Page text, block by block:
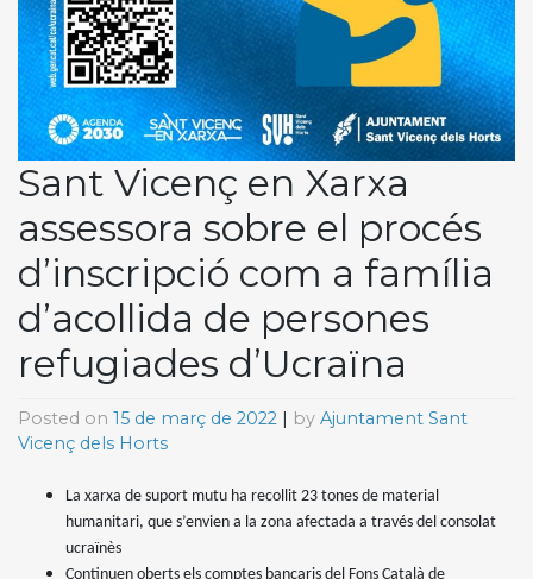
Sant Vicenç en Xarxa
assessora sobre el procés
d’inscripció com a família
d’acollida de persones
refugiades d’Ucraïna
Posted on 15 de març de 2022 | by Ajuntament Sant
Vicenç dels Horts
La xarxa de suport mutu ha recollit 23 tones de material
humanitari, que s’envien a la zona afectada a través del consolat
ucraïnès
Continuen oberts els comptes bancaris del Fons Català de